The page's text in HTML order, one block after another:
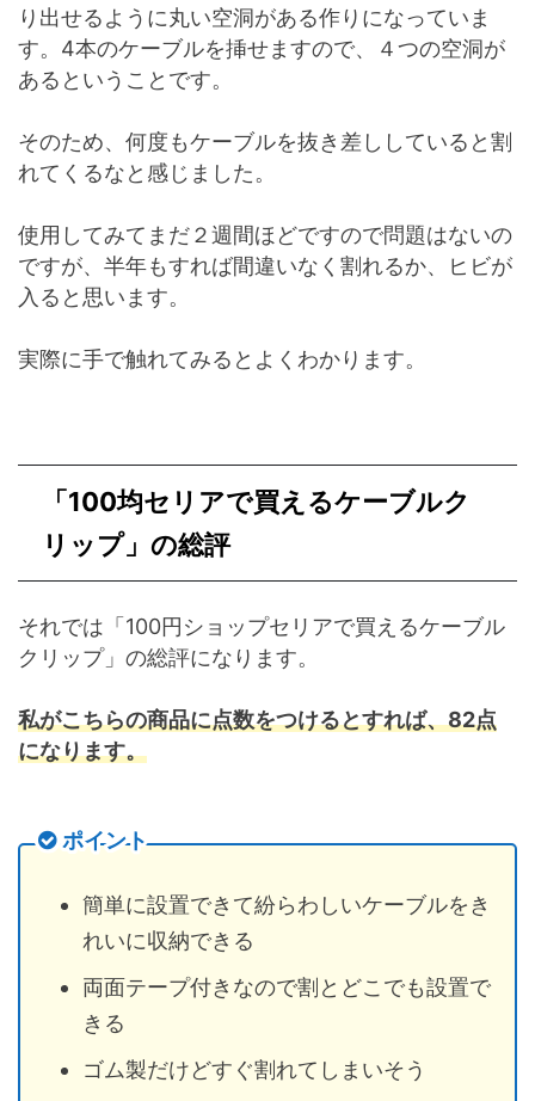
り出せるように丸い空洞がある作りになっていま
す。4本のケーブルを挿せますので、４つの空洞が
あるということです。
そのため、何度もケーブルを抜き差ししていると割
れてくるなと感じました。
使用してみてまだ２週間ほどですので問題はないの
ですが、半年もすれば間違いなく割れるか、ヒビが
入ると思います。
実際に手で触れてみるとよくわかります。
「100均セリアで買えるケーブルク
リップ」の総評
それでは「100円ショップセリアで買えるケーブル
クリップ」の総評になります。
私がこちらの商品に点数をつけるとすれば、82点
になります。
ポイント
簡単に設置できて紛らわしいケーブルをき
れいに収納できる
両面テープ付きなので割とどこでも設置で
きる
ゴム製だけどすぐ割れてしまいそう